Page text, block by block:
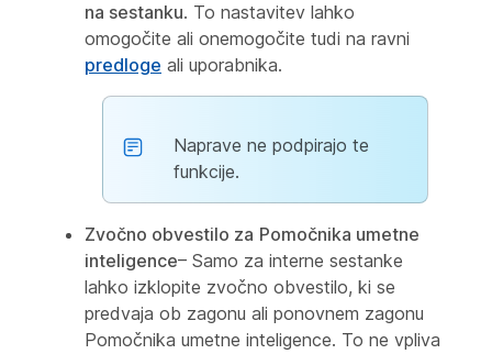
na sestanku. To nastavitev lahko
omogočite ali onemogočite tudi na ravni
predloge ali uporabnika.
Naprave ne podpirajo te
funkcije.
Zvočno obvestilo za Pomočnika umetne
inteligence– Samo za interne sestanke
lahko izklopite zvočno obvestilo, ki se
predvaja ob zagonu ali ponovnem zagonu
Pomočnika umetne inteligence. To ne vpliva